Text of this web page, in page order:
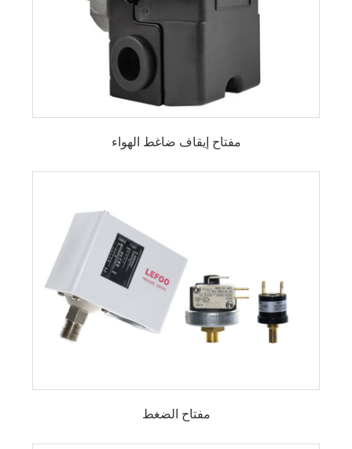
مفتاح ضغط ضاغط الهواء LEFOO LF17
مفتاح إيقاف ضاغط الهواء
مفتاح الضغط